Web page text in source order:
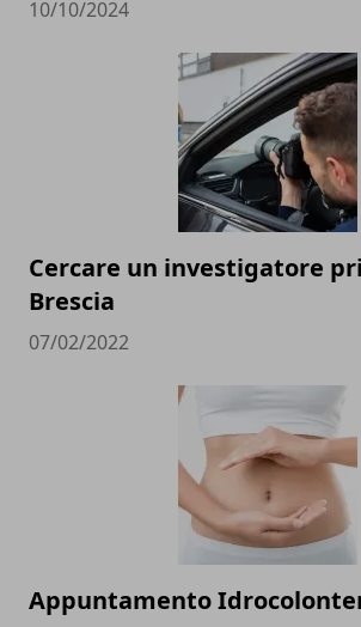
10/10/2024
Cercare un investigatore
Brescia
07/02/2022
Appuntamento